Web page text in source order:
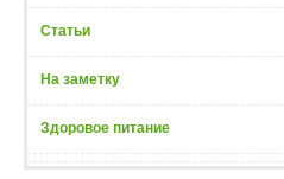
Статьи
На заметку
Здоровое питание